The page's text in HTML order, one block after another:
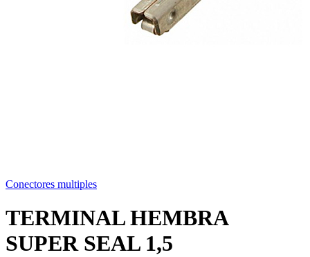
Conectores multiples
TERMINAL HEMBRA
SUPER SEAL 1,5